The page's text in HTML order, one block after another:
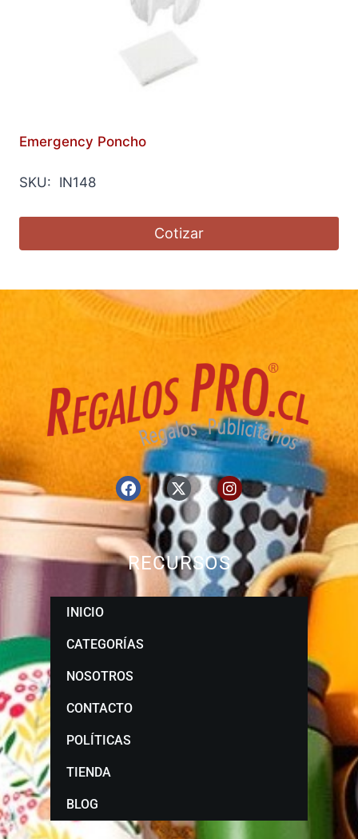
Emergency Poncho
SKU: IN148
Cotizar
RECURSOS
INICIO
CATEGORÍAS
NOSOTROS
CONTACTO
POLÍTICAS
TIENDA
BLOG